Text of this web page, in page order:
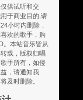
供试听和交
于商业目的,请
小时内删除，
欢的歌手，购
。本站音乐皆从
载，版权归唱
手所有，如侵
，请通知我
及时删除。